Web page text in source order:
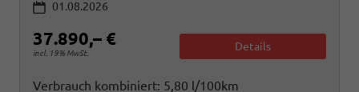
01.08.2026
37.890,– €
incl. 19% MwSt.
Details
Verbrauch kombiniert: 5,80 l/100km